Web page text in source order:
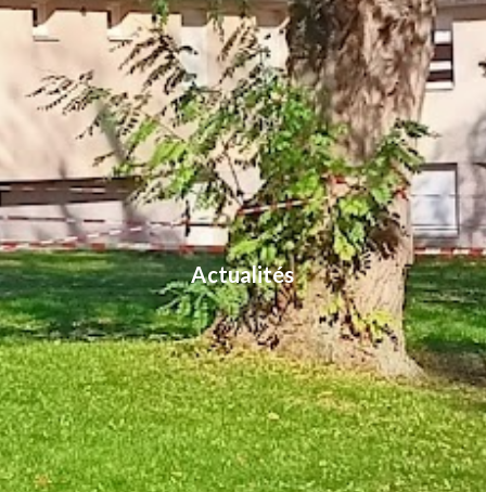
Actualités